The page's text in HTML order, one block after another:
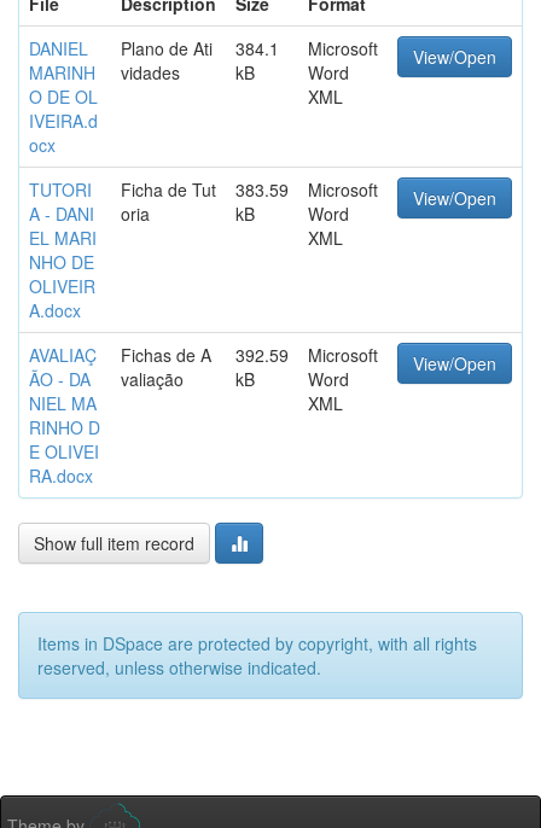
DANIEL
MARINH
O DE OL
IVEIRA.d
ocx
Plano de Ati
vidades
384.1
kB
Microsoft
Word
XML
View/Open
TUTORI
A - DANI
EL MARI
NHO DE
OLIVEIR
A.docx
Ficha de Tut
oria
383.59
kB
Microsoft
Word
XML
View/Open
AVALIAÇ
ÃO - DA
NIEL MA
RINHO D
E OLIVEI
RA.docx
Fichas de A
valiação
392.59
kB
Microsoft
Word
XML
View/Open
Show full item record
Items in DSpace are protected by copyright, with all rights
reserved, unless otherwise indicated.